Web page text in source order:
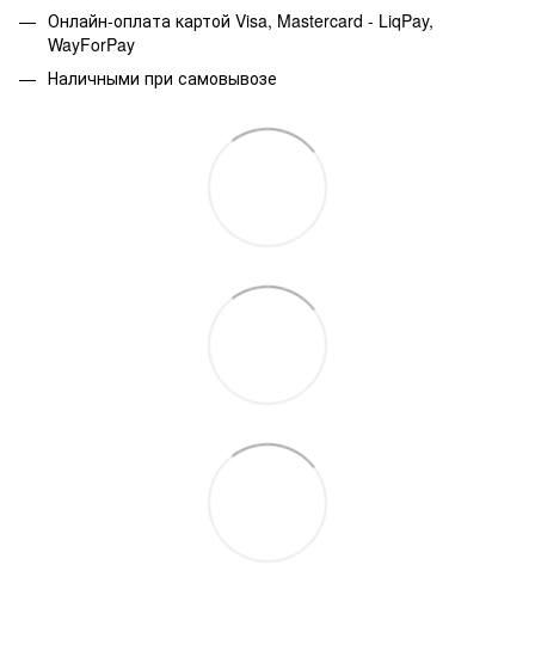
Онлайн-оплата картой Visa, Mastercard - LiqPay,
WayForPay
Наличными при самовывозе